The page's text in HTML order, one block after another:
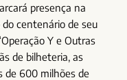
presença na
centenário de seu
Y e Outras
de bilheteria, as
de 600 milhões de